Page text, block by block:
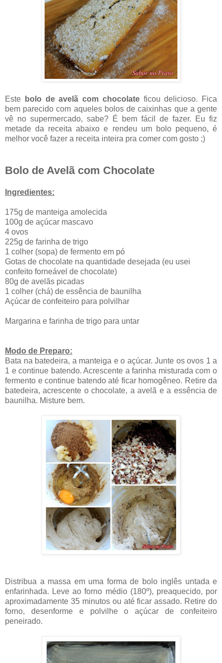
Este bolo de avelã com chocolateficou delicioso. Fica
bem parecido com aqueles bolos de caixinhas que a gente
vê no supermercado, sabe? É bem fácil de fazer. Eu fiz
metade da receita abaixo e rendeu um bolo pequeno, é
melhor você fazer a receita inteira pra comer com gosto ;)
Bolo de Avelã com Chocolate
Ingredientes:
175g de manteiga amolecida
100g de açúcar mascavo
4 ovos
225g de farinha de trigo
1 colher (sopa) de fermento em pó
Gotas de chocolate na quantidade desejada (eu usei
confeito forneável de chocolate)
80g de avelãs picadas
1 colher (chá) de essência de baunilha
Açúcar de confeiteiro para polvilhar
Margarina e farinha de trigo para untar
Modo de Preparo:
Bata na batedeira, a manteiga e o açúcar. Junte os ovos 1 a
1 e continue batendo. Acrescente a farinha misturada com o
fermento e continue batendo até ficar homogêneo. Retire da
batedeira, acrescente o chocolate, a avelã e a essência de
baunilha. Misture bem.
Distribua a massa em uma forma de bolo inglês untada e
enfarinhada. Leve ao forno médio (180º), preaquecido, por
aproximadamente 35 minutos ou até ficar assado. Retire do
forno, desenforme e polvilhe o açúcar de confeiteiro
peneirado.